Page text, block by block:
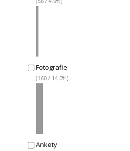
Fotografie
(160 / 14.0%)
Ankety